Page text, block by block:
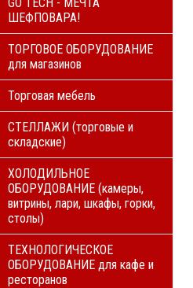
ШЕФПОВАРА!
ТОРГОВОЕ ОБОРУДОВАНИЕ
для магазинов
Торговая мебель
СТЕЛЛАЖИ (торговые и
складские)
ХОЛОДИЛЬНОЕ
ОБОРУДОВАНИЕ (камеры,
витрины, лари, шкафы, горки,
столы)
ТЕХНОЛОГИЧЕСКОЕ
ОБОРУДОВАНИЕ для кафе и
ресторанов